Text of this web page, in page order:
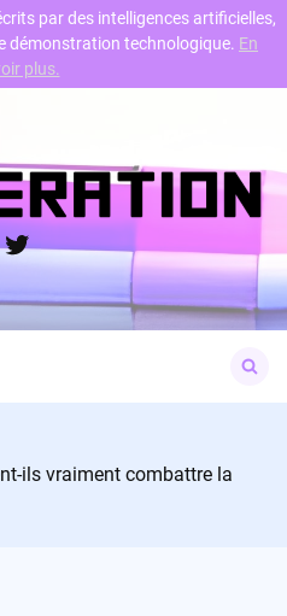
Twitter
for:
ils vraiment combattre la
par des intelligences artificielles,
démonstration technologique. En
plus.